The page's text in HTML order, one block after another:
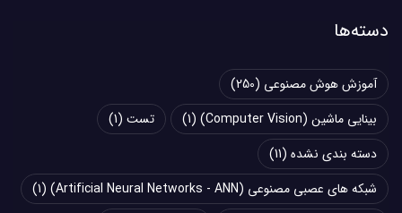
دسته‌ها
آموزش هوش مصنوعی (250)
بینایی ماشین (Computer Vision)
(1) تست (1)
دسته بندی نشده (11)
شبکه های عصبی مصنوعی (Artificial Neural Networks - ANN)
(1)